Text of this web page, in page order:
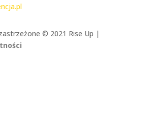
© 2021 Rise Up |